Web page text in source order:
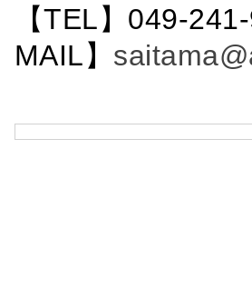
【TEL】
MAIL】